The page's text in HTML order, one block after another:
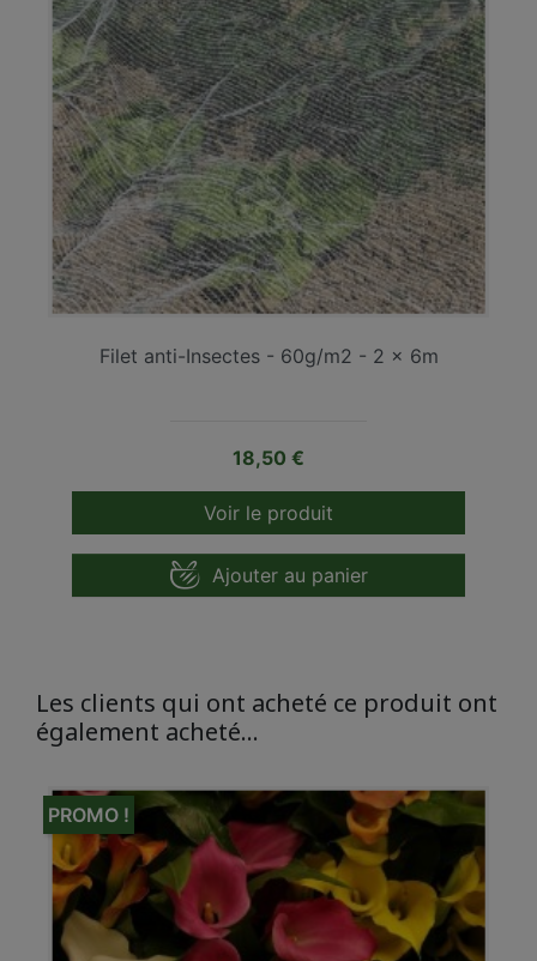
Filet anti-Insectes - 60g/m2 - 2 x 6m
Prix
18,50 €
Voir le produit
Ajouter au panier
Les clients qui ont acheté ce produit ont
également acheté...
PROMO !